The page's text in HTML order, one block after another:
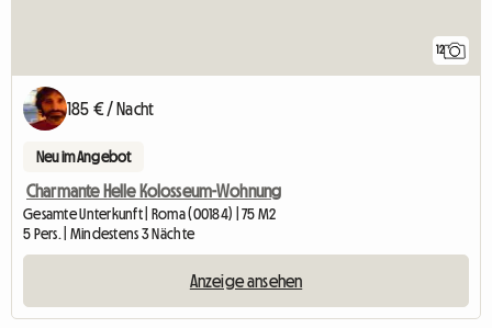
12
185 € / Nacht
Neu im Angebot
Charmante Helle Kolosseum-Wohnung
Gesamte Unterkunft | Roma (00184) | 75 M2
5 Pers. | Mindestens 3 Nächte
Anzeige ansehen